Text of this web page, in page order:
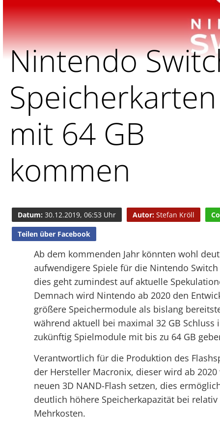
Nintendo
Speicherkarten
mit 64 GB
kommen
Datum: 30.12.2019, 06:53 Uhr Autor:Stefan Kröll
Teilen über Facebook
Ab dem kommenden Jahr könnten wohl
aufwendigere Spiele für die Nintendo
dies geht zumindest auf aktuelle
Demnach wird Nintendo ab 2020 den
größere Speichermodule als bislang
während aktuell bei maximal 32 GB Schluss
zukünftig Spielmodule mit bis zu 64 GB
Verantwortlich für die Produktion des
der Hersteller Macronix, dieser wird ab
neuen 3D NAND-Flash setzen, dies
deutlich höhere Speicherkapazität bei
Mehrkosten.